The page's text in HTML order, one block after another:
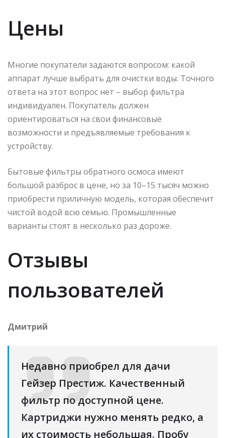
Цены
Многие покупатели задаются вопросом: какой
аппарат лучше выбрать для очистки воды. Точного
ответа на этот вопрос нет – выбор фильтра
индивидуален. Покупатель должен
ориентироваться на свои финансовые
возможности и предъявляемые требования к
устройству.
Бытовые фильтры обратного осмоса имеют
большой разброс в цене, но за 10–15 тысяч можно
приобрести приличную модель, которая обеспечит
чистой водой всю семью. Промышленные
варианты стоят в несколько раз дороже.
Отзывы
пользователей
Дмитрий
Недавно приобрел для дачи
Гейзер Престиж. Качественный
фильтр по доступной цене.
Картриджи нужно менять редко, а
их стоимость небольшая. Пробу